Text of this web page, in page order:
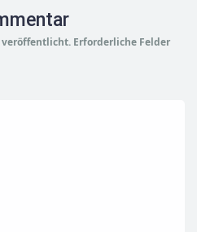
veröffentlicht. Erforderliche Felder